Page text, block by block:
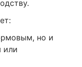
но и
или